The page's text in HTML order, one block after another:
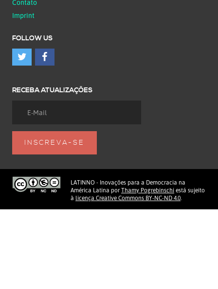
Contato
Imprint
FOLLOW US
RECEBA ATUALIZAÇÕES
LATINNO - Inovações para a Democracia na
América Latina por Thamy Pogrebinschi está sujeito
à licença Creative Commons BY-NC-ND 4.0.